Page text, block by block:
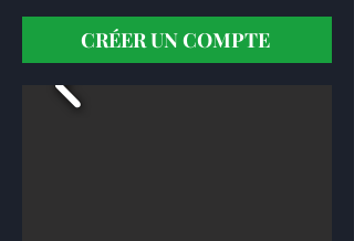
CRÉER UN COMPTE